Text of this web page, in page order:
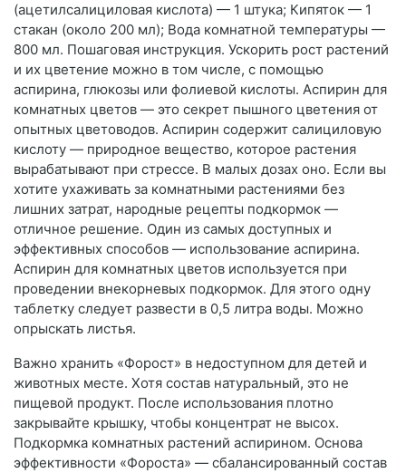
(ацетилсалициловая кислота) — 1 штука; Кипяток — 1
стакан (около 200 мл); Вода комнатной температуры —
800 мл. Пошаговая инструкция. Ускорить рост растений
и их цветение можно в том числе, с помощью
аспирина, глюкозы или фолиевой кислоты. Аспирин для
комнатных цветов — это секрет пышного цветения от
опытных цветоводов. Аспирин содержит салициловую
кислоту — природное вещество, которое растения
вырабатывают при стрессе. В малых дозах оно. Если вы
хотите ухаживать за комнатными растениями без
лишних затрат, народные рецепты подкормок —
отличное решение. Один из самых доступных и
эффективных способов — использование аспирина.
Аспирин для комнатных цветов используется при
проведении внекорневых подкормок. Для этого одну
таблетку следует развести в 0,5 литра воды. Можно
опрыскать листья.
Важно хранить «Форост» в недоступном для детей и
животных месте. Хотя состав натуральный, это не
пищевой продукт. После использования плотно
закрывайте крышку, чтобы концентрат не высох.
Подкормка комнатных растений аспирином. Основа
эффективности «Фороста» — сбалансированный состав